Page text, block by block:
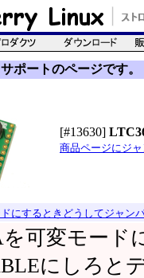
ポートのページです。
[#13630]
商品ページにジ
にするときどうしてジャン
を可変モード
にしろと